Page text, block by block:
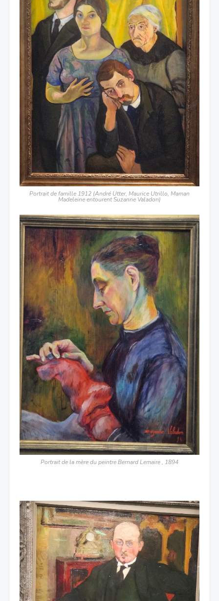
Portrait de famille 1912 (André Utter, Maurice Utrillo, Maman
Madeleine entourent Suzanne Valadon)
Portrait de la mère du peintre Bernard Lemaire , 1894